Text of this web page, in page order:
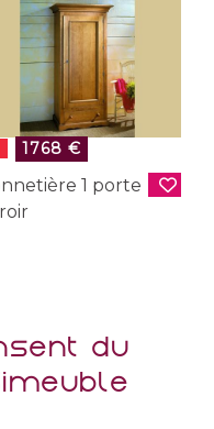
1768 €
1 porte
du